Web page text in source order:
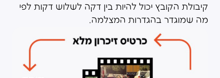
קיבולת הקובץ יכול להיות בין דקה לשלוש דקות לפי
מה שמוגדר בהגדרות המצלמה.